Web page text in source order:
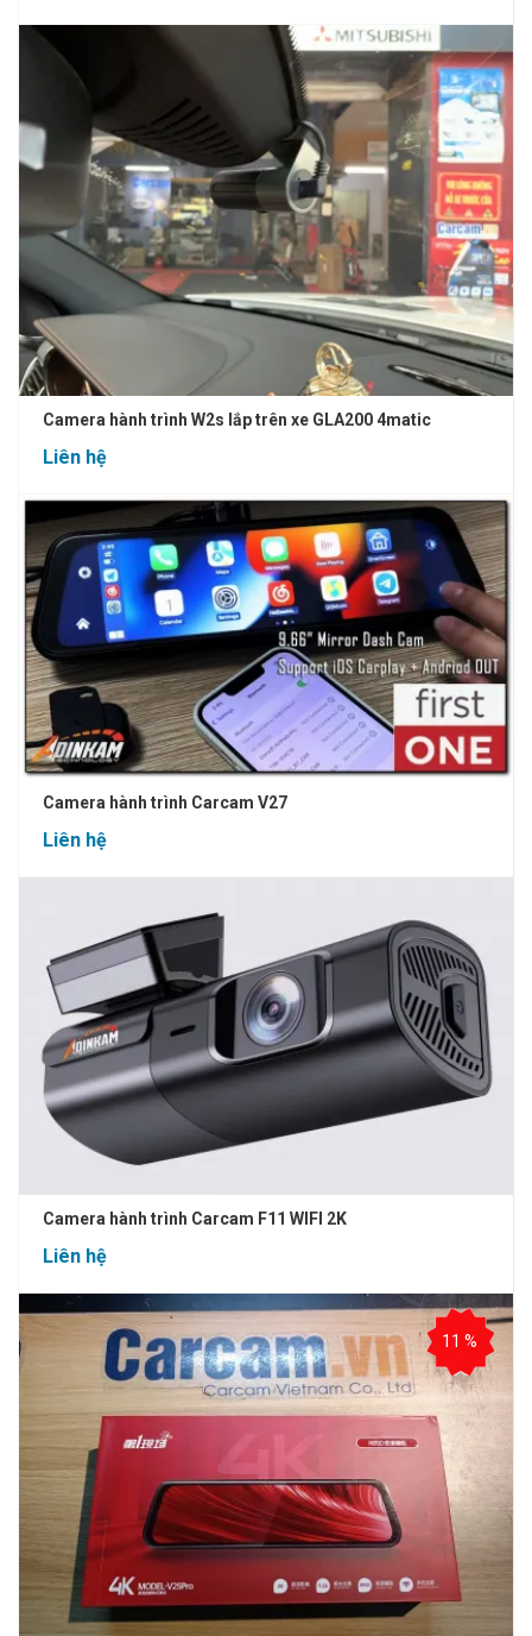
Camera hành trình W2s lắp trên xe GLA200 4matic
Liên hệ
Camera hành trình Carcam V27
Liên hệ
Camera hành trình Carcam F11 WIFI 2K
Liên hệ
11 %